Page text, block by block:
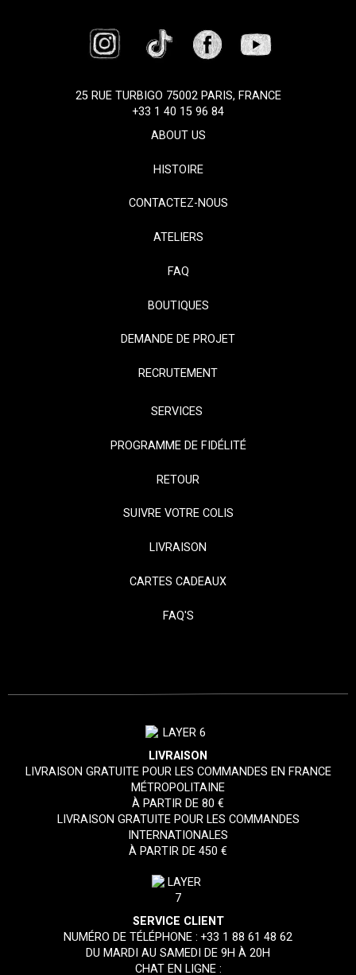
25 RUE TURBIGO 75002 PARIS, FRANCE
+33 1 40 15 96 84
ABOUT US
HISTOIRE
CONTACTEZ-NOUS
ATELIERS
FAQ
BOUTIQUES
DEMANDE DE PROJET
RECRUTEMENT
SERVICES
PROGRAMME DE FIDÉLITÉ
RETOUR
SUIVRE VOTRE COLIS
LIVRAISON
CARTES CADEAUX
FAQ'S
LIVRAISON
LIVRAISON GRATUITE POUR LES COMMANDES EN FRANCE
MÉTROPOLITAINE
À PARTIR DE 80 €
LIVRAISON GRATUITE POUR LES COMMANDES
INTERNATIONALES
À PARTIR DE 450 €
SERVICE CLIENT
NUMÉRO DE TÉLÉPHONE :+33 1 88 61 48 62
DU MARDI AU SAMEDI DE 9H À 20H
CHAT EN LIGNE :